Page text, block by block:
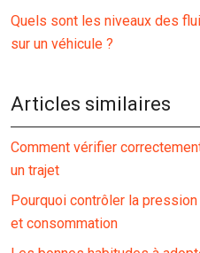
Quels sont les niveaux des
sur un véhicule ?
Articles similaires
Comment vérifier
un trajet
Pourquoi contrôler la
et consommation